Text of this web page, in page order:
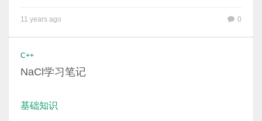
11 years ago 0
C++
NaCl学习笔记
基础知识